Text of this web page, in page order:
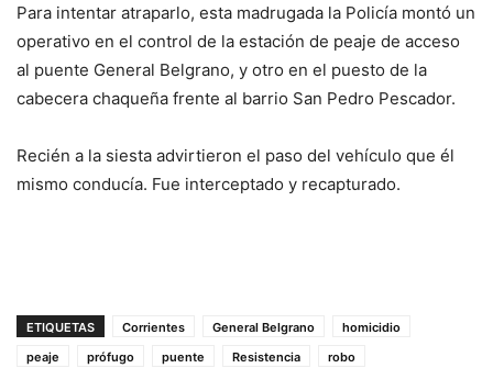
Para intentar atraparlo, esta madrugada la Policía montó un
operativo en el control de la estación de peaje de acceso
al puente General Belgrano, y otro en el puesto de la
cabecera chaqueña frente al barrio San Pedro Pescador.
Recién a la siesta advirtieron el paso del vehículo que él
mismo conducía. Fue interceptado y recapturado.
ETIQUETAS Corrientes General Belgrano
homicidio
peaje
prófugo puente Resistencia robo